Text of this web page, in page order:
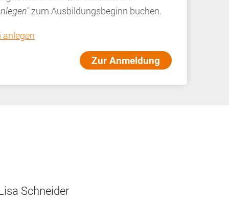
zum Ausbildungsbeginn buchen.
anlegen
Zur Anmeldung
Schneider